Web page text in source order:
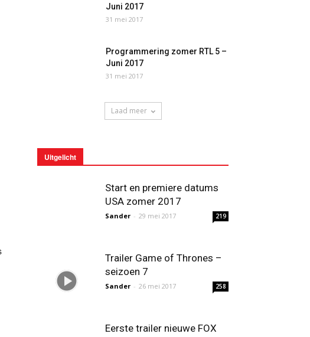
Juni 2017
31 mei 2017
Programmering zomer RTL 5 –
Juni 2017
31 mei 2017
Laad meer
Uitgelicht
Start en premiere datums
USA zomer 2017
Sander - 29 mei 2017 219
Trailer Game of Thrones –
seizoen 7
Sander - 26 mei 2017 258
Eerste trailer nieuwe FOX